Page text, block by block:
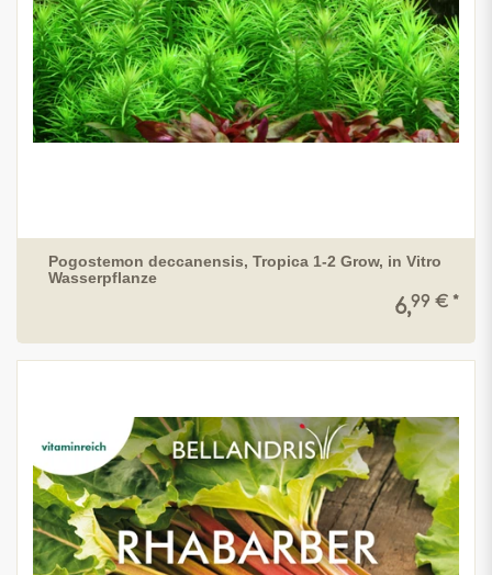
Pogostemon deccanensis, Tropica 1-2 Grow, in Vitro
Wasserpflanze
6,99 € *